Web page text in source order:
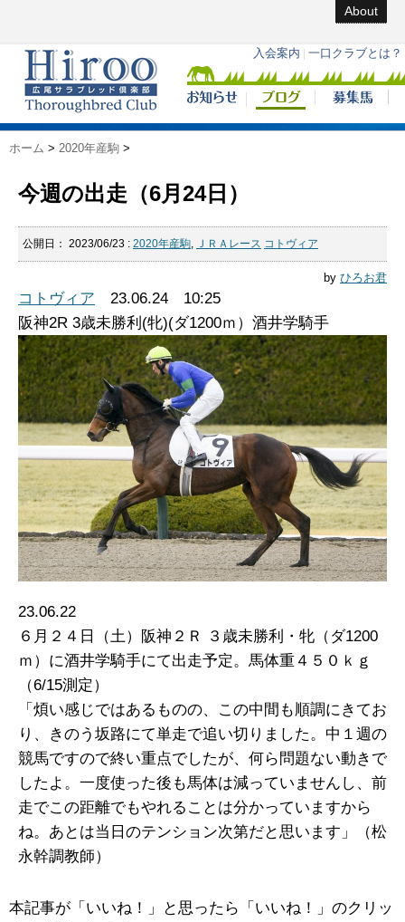
About
ホーム > 2020年産駒 >
今週の出走（6月24日）
公開日： 2023/06/23 : 2020年産駒, ＪＲＡレース コトヴィア
by ひろお君
コトヴィア 23.06.24 10:25
阪神2R 3歳未勝利(牝)(ダ1200ｍ）酒井学騎手
23.06.22
６月２４日（土）阪神２Ｒ ３歳未勝利・牝（ダ1200
ｍ）に酒井学騎手にて出走予定。馬体重４５０ｋｇ
（6/15測定）
「煩い感じではあるものの、この中間も順調にきてお
り、きのう坂路にて単走で追い切りました。中１週の
競馬ですので終い重点でしたが、何ら問題ない動きで
したよ。一度使った後も馬体は減っていませんし、前
走でこの距離でもやれることは分かっていますから
ね。あとは当日のテンション次第だと思います」（松
永幹調教師）
本記事が「いいね！」と思ったら「いいね！」のクリッ